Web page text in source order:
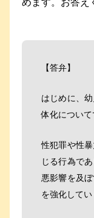
めます。お答え
【答弁】
はじめに、
体化について
性犯罪や性
じる行為で
悪影響を及
を強化してい